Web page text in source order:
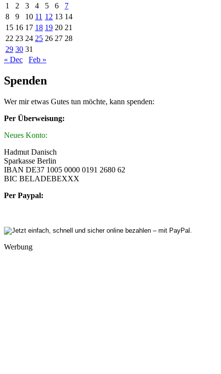
1
2 3 4 5 6
7
8
9 10 11 12 13 14
15 16 17 18 19 20 21
22 23 24 25 26 27 28
29 30 31
« Dec
Feb »
Spenden
Wer mir etwas Gutes tun möchte, kann spenden:
Per Überweisung:
Neues Konto:
Hadmut Danisch
Sparkasse Berlin
IBAN DE37 1005 0000 0191 2680 62
BIC BELADEBEXXX
Per Paypal:
Werbung